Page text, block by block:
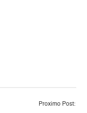
Proximo Post: